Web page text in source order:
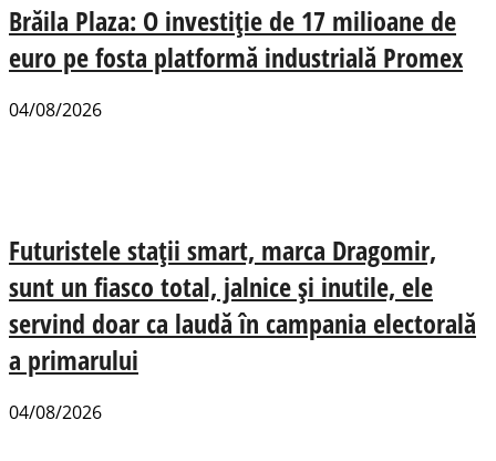
Brăila Plaza: O investiție de 17 milioane de
euro pe fosta platformă industrială Promex
04/08/2026
Futuristele stații smart, marca Dragomir,
sunt un fiasco total, jalnice și inutile, ele
servind doar ca laudă în campania electorală
a primarului
04/08/2026